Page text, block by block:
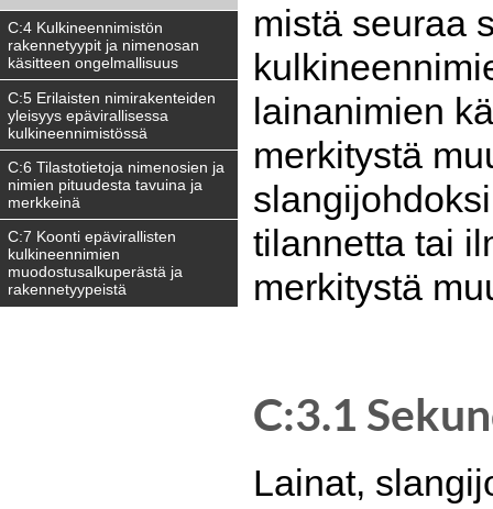
C:4 Kulkineennimistön
rakennetyypit ja nimenosan
käsitteen ongelmallisuus
C:5 Erilaisten nimirakenteiden
yleisyys epävirallisessa
kulkineennimistössä
C:6 Tilastotietoja nimenosien ja
nimien pituudesta tavuina ja
merkkeinä
C:7 Koonti epävirallisten
kulkineennimien
muodostusalkuperästä ja
rakennetyypeistä
mistä seuraa
lainanimien
merkitystä
tilannetta tai
merkitystä
C:3.1
Lainat,